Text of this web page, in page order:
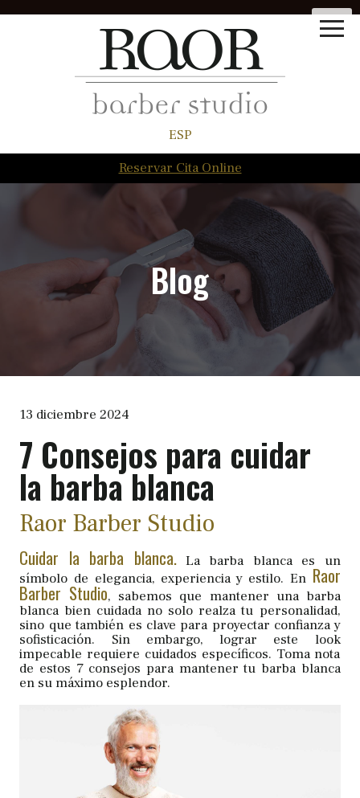
ESP
Reservar Cita Online
Blog
13 diciembre 2024
7 Consejos para cuidar
la barba blanca
Raor Barber Studio
Cuidar la barba blanca.La barba blanca es un
símbolo de elegancia, experiencia y estilo. En Raor
Barber Studio, sabemos que mantener una barba
blanca bien cuidada no solo realza tu personalidad,
sino que también es clave para proyectar confianza y
sofisticación. Sin embargo, lograr este look
impecable requiere cuidados específicos. Toma nota
de estos 7 consejos para mantener tu barba blanca
en su máximo esplendor.